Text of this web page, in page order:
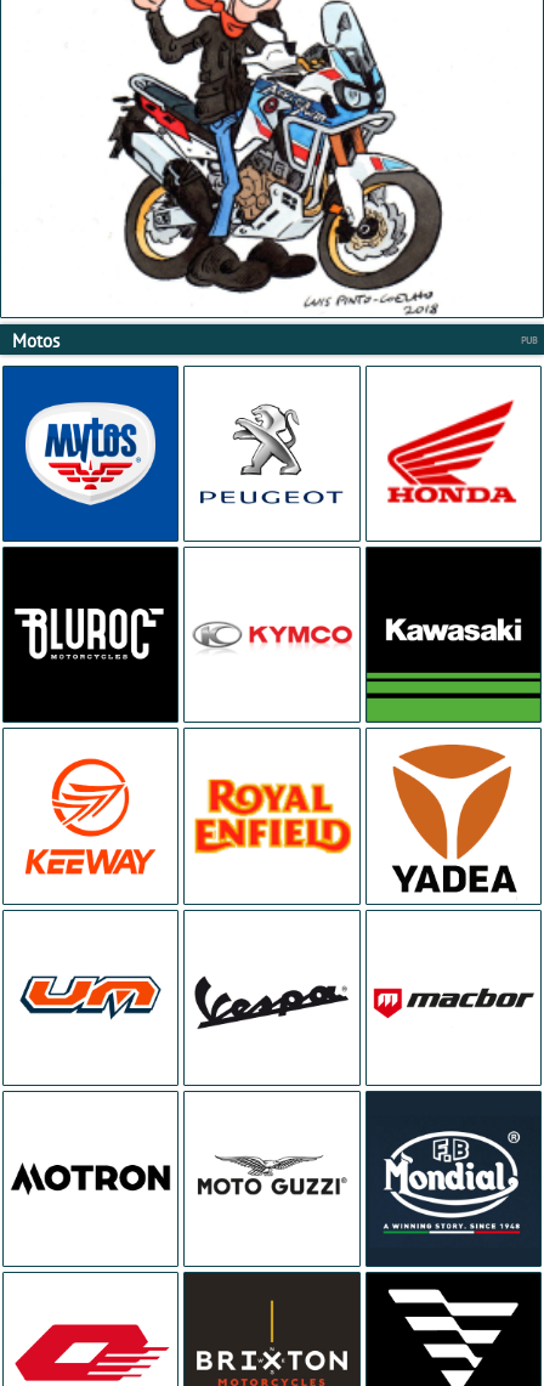
Motos